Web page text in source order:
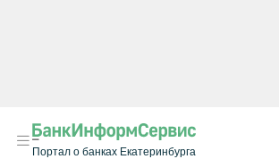
Портал о банках Екатеринбурга